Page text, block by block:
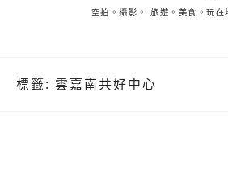
空拍。攝影。 旅遊。美食。玩在
標籤: 雲嘉南共好中心